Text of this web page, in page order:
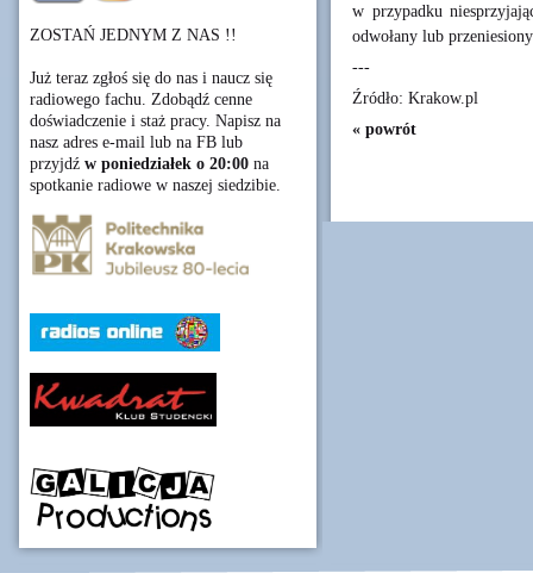
ZOSTAŃ JEDNYM Z NAS !!
Już teraz zgłoś się do nas i naucz się
radiowego fachu. Zdobądź cenne
doświadczenie i staż pracy. Napisz na
nasz adres e-mail lub na FB lub
przyjdź w poniedziałek o 20:00 na
spotkanie radiowe w naszej siedzibie.
w przypadku
odwołany lub
---
Źródło: Krakow.pl
« powrót